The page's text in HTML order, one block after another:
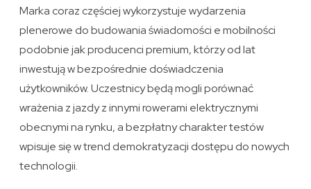
Marka coraz częściej wykorzystuje wydarzenia
plenerowe do budowania świadomości e mobilności
podobnie jak producenci premium, którzy od lat
inwestują w bezpośrednie doświadczenia
użytkowników. Uczestnicy będą mogli porównać
wrażenia z jazdy z innymi rowerami elektrycznymi
obecnymi na rynku, a bezpłatny charakter testów
wpisuje się w trend demokratyzacji dostępu do nowych
technologii.